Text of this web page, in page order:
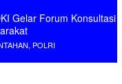
Gelar Forum Konsultasi
POLRI